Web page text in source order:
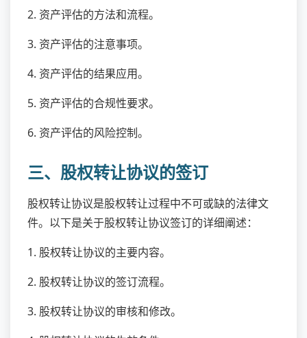
2. 资产评估的方法和流程。
3. 资产评估的注意事项。
4. 资产评估的结果应用。
5. 资产评估的合规性要求。
6. 资产评估的风险控制。
三、股权转让协议的签订
股权转让协议是股权转让过程中不可或缺的法律文
件。以下是关于股权转让协议签订的详细阐述：
1. 股权转让协议的主要内容。
2. 股权转让协议的签订流程。
3. 股权转让协议的审核和修改。